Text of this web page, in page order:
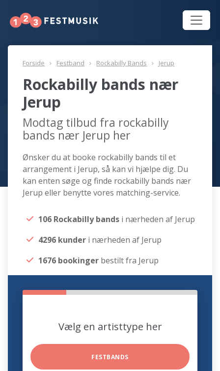
Forside Festband Rockabilly Bands Jerup
Rockabilly bands nær
Jerup
Modtag tilbud fra rockabilly
bands nær Jerup her
Ønsker du at booke rockabilly bands til et
arrangement i Jerup, så kan vi hjælpe dig. Du
kan enten søge og finde rockabilly bands nær
Jerup eller benytte vores matching-service.
106 Rockabilly bands i nærheden af Jerup
4296 kunder i nærheden af Jerup
1676 bookinger bestilt fra Jerup
Vælg en artisttype her
FESTBANDS